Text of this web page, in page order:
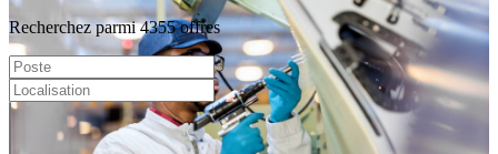
Recherchez parmi 4355 offres